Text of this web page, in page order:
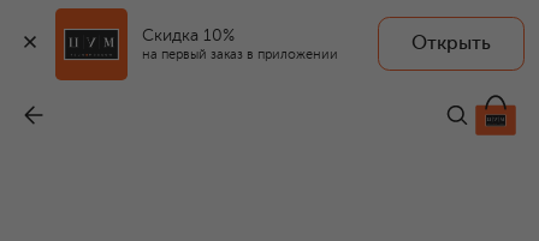
Скидка 10%
на первый заказ в приложении
Открыть
99 500 ₽